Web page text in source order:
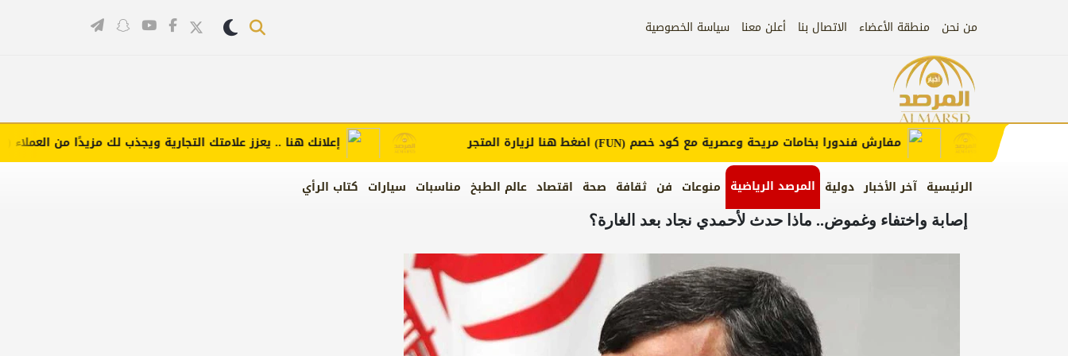
من نحن منطقة الأعضاء الاتصال بنا أعلن معنا سياسة الخصوصية
الرئيسية آخر الأخبار دولية المرصد الرياضية منوعات فن ثقافة صحة اقتصاد عالم الطبخ مناسبات سيارات كتاب الرأي
إعلانك هنا .. يعزز علامتك التجارية ويجذب لك مزيدًا من العملاء (اضغط مفارش فندورا بخامات مريحة وعصرية مع كود خصم(FUN)اضغط هنا لزيارة المتجر
إصابة واختفاء وغموض.. ماذا حدث لأحمدي نجاد بعد الغارة؟